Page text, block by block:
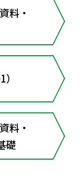
料・
料・
礎